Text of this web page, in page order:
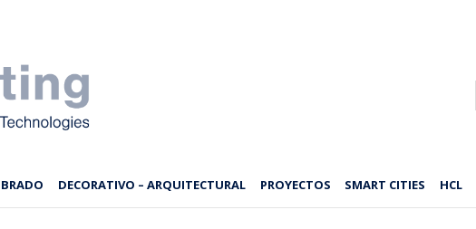
DECORATIVO – ARQUITECTURAL PROYECTOS SMART CITIES HCL